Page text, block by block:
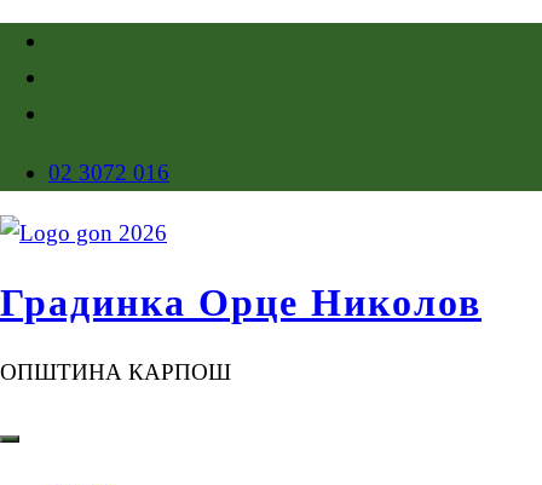
02 3072 016
Градинка Орце Николов
ОПШТИНА КАРПОШ